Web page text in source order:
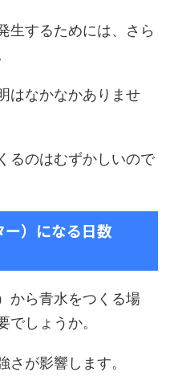
生するためには、さら
はなかなかありませ
るのはむずかしいので
）になる日数
から青水をつくる場
しょうか。
が影響します。